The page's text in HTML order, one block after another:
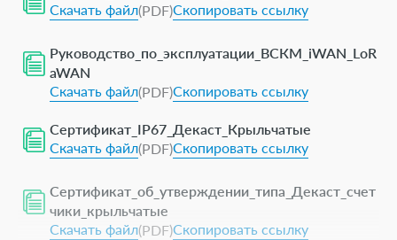
Межповерочный интервал, лет
Минимальный расход Qmin, м³/ч (теплосчетчик) -
Скачать файл(PDF)Скопировать ссылку
Руководство_по_эксплуатации_ВСКМ_iWAN_LoR
aWAN
Скачать файл(PDF)Скопировать ссылку
Сертификат_IP67_Декаст_Крыльчатые
Скачать файл(PDF)Скопировать ссылку
Сертификат_об_утверждении_типа_Декаст_счет
чики_крыльчатые
Скачать файл(PDF)Скопировать ссылку